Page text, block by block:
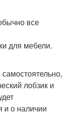
все
для мебели.
лобзик и
и о наличии